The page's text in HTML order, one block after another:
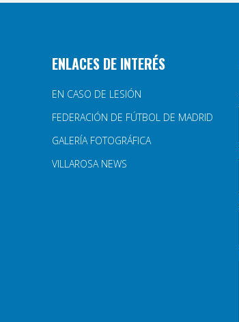
ENLACES DE INTERÉS
EN CASO DE LESIÓN
FEDERACIÓN DE FÚTBOL DE MADRID
GALERÍA FOTOGRÁFICA
VILLAROSA NEWS